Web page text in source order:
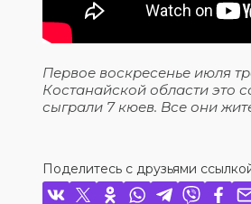
Первое воскресенье июля
Костанайской области это
сыграли 7 кюев. Все они
Поделитесь с друзьями